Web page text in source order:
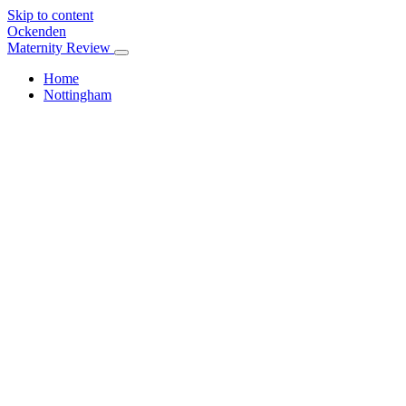
Skip to content
Ockenden
Maternity Review
Home
Nottingham